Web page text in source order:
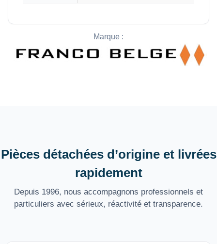
Marque :
Pièces détachées d’origine et livrées
rapidement
Depuis 1996, nous accompagnons professionnels et
particuliers avec sérieux, réactivité et transparence.